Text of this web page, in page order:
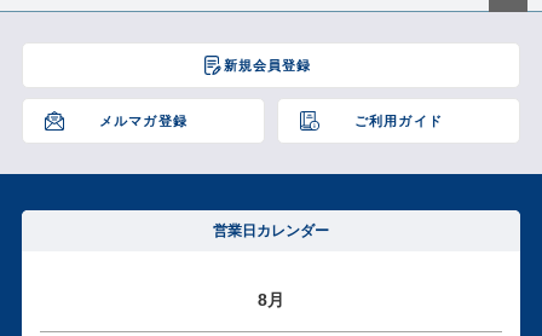
新規会員登録
メルマガ登録 ご利用ガイド
ジト
へ
営業日カレンダー
8月